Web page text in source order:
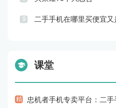
9 二手手机在哪里买便宜又
课堂
精 忠机者手机专卖平台：二手手机市